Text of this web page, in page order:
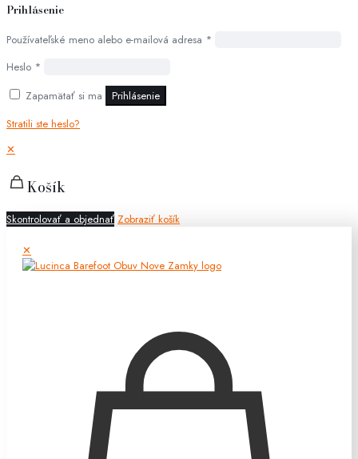
Prihlásenie
Používateľské meno alebo e-mailová adresa *
Heslo *
Zapamätať si ma
Prihlásenie
Stratili ste heslo?
✕
Košík
Skontrolovať a objednať Zobraziť košík
✕